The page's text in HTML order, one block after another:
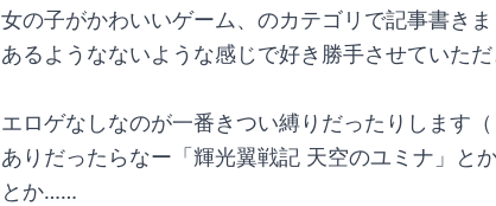
女の子がかわいいゲーム、のカテゴリで記事書き
あるようなないような感じで好き勝手させていただ
エロゲなしなのが一番きつい縛りだったりします（
ありだったらなー「輝光翼戦記 天空のユミナ」と
とか……